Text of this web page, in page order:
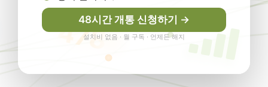
48시간 개통 신청하기 →
설치비 없음 · 월 구독 · 언제든 해지